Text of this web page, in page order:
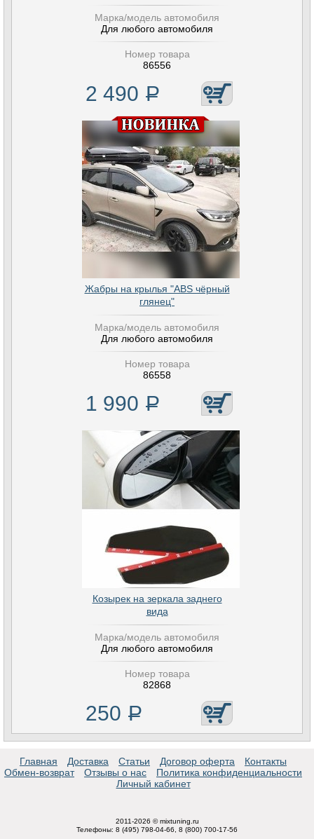
Марка/модель автомобиля
Для любого автомобиля
Номер товара
86556
2 490 Р
Жабры на крылья "ABS чёрный
глянец"
Марка/модель автомобиля
Для любого автомобиля
Номер товара
86558
1 990 Р
Козырек на зеркала заднего
вида
Марка/модель автомобиля
Для любого автомобиля
Номер товара
82868
250 Р
Главная Доставка Статьи Договор оферта
Контакты
Обмен-возврат
Отзывы о нас
Политика конфиденциальности
Личный кабинет
2011-2026 © mixtuning.ru
Телефоны: 8 (495) 798-04-66, 8 (800) 700-17-56